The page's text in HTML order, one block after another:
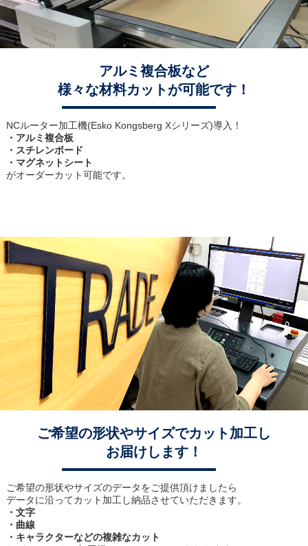
アルミ複合板など
様々な材料カットが可能です！
NCルーター加工機(Esko Kongsberg Xシリーズ)導入！
・アルミ複合板
・スチレンボード
・マグネットシート
がオーダーカット可能です。
ご希望の形状やサイズでカット加工し
お届けします！
ご希望の形状やサイズのデータをご提供頂けましたら
データに沿ってカット加工し納品させていただきます。
・文字
・曲線
・キャラクターなどの複雑なカット